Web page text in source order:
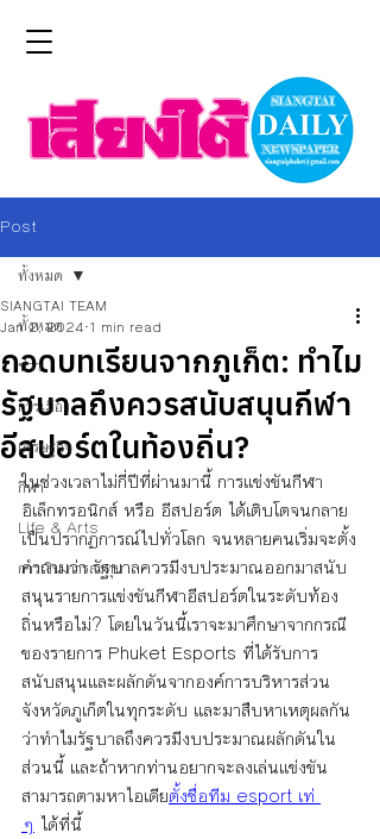
Post
ทั้งหมด
ข่าว
การเมือง
เศรษฐกิจ
กีฬา
Life & Arts
การเงิน การลงทุน
ทั้งหมด
ถอดบทเรียนจากภูเก็ต: ทำไม
รัฐบาลถึงควรสนับสนุนกีฬา
อีสปอร์ตในท้องถิ่น?
SIANGTAI TEAM
Jan 2, 2024 1 min read
ในช่วงเวลาไม่กี่ปีที่ผ่านมานี้ การแข่งขันกีฬา
อิเล็กทรอนิกส์ หรือ อีสปอร์ต ได้เติบโตจนกลาย
เป็นปรากฏการณ์ไปทั่วโลก จนหลายคนเริ่มจะตั้ง
คำถามว่า รัฐบาลควรมีงบประมาณออกมาสนับ
สนุนรายการแข่งขันกีฬาอีสปอร์ตในระดับท้อง
ถิ่นหรือไม่? โดยในวันนี้เราจะมาศึกษาจากกรณี
ของรายการ Phuket Esports ที่ได้รับการ
สนับสนุนและผลักดันจากองค์การบริหารส่วน
จังหวัดภูเก็ตในทุกระดับ และมาสืบหาเหตุผลกัน
ว่าทำไมรัฐบาลถึงควรมีงบประมาณผลักดันใน
ส่วนนี้ และถ้าหากท่านอยากจะลงเล่นแข่งขัน
สามารถตามหาไอเดียตั้งชื่อทีม esport เท่
ๆ ได้ที่นี้